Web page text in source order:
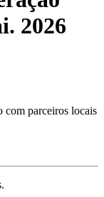
2026
com parceiros locais